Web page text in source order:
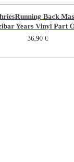
Running Back
Years Vinyl Part
36,90 €